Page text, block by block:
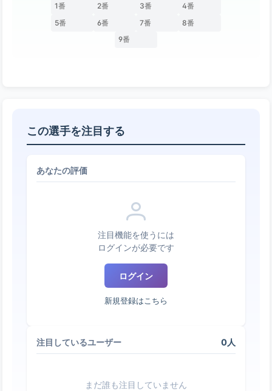
1番 2番 3番
4番
5番
6番 7番
8番
9番
この選手を注目する
あなたの評価
注目機能を使うには
ログインが必要です
ログイン
新規登録はこちら
注目しているユーザー 0人
まだ誰も注目していません